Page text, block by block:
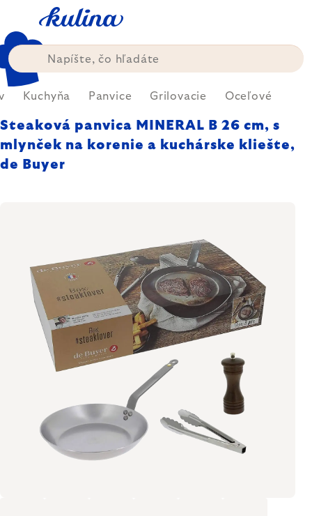
obsah
Kuchyňa Panvice Grilovacie Oceľové
Steaková panvica MINERAL B 26 cm, s
mlynček na korenie a kuchárske kliešte,
de Buyer